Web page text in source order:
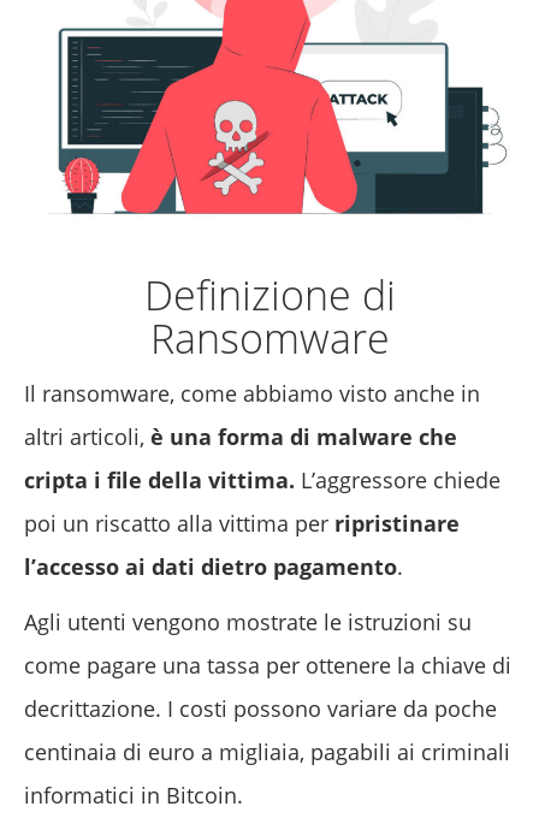
Definizione di
Ransomware
Il ransomware, come abbiamo visto anche in
altri articoli, è una forma di malware che
cripta i file della vittima. L’aggressore chiede
poi un riscatto alla vittima per ripristinare
l’accesso ai dati dietro pagamento.
Agli utenti vengono mostrate le istruzioni su
come pagare una tassa per ottenere la chiave di
decrittazione. I costi possono variare da poche
centinaia di euro a migliaia, pagabili ai criminali
informatici in Bitcoin.